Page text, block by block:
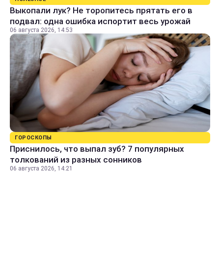
Выкопали лук? Не торопитесь прятать его в
подвал: одна ошибка испортит весь урожай
06 августа 2026, 14:53
ГОРОСКОПЫ
Приснилось, что выпал зуб? 7 популярных
толкований из разных сонников
06 августа 2026, 14:21